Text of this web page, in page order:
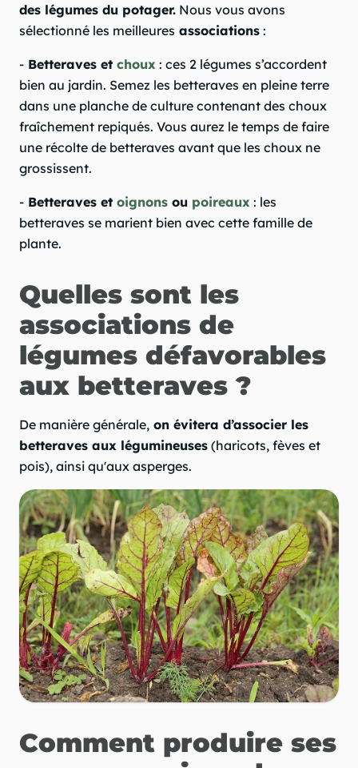
des légumes du potager. Nous vous avons
sélectionné les meilleures associations :
- Betteraves et choux : ces 2 légumes s’accordent
bien au jardin. Semez les betteraves en pleine terre
dans une planche de culture contenant des choux
fraîchement repiqués. Vous aurez le temps de faire
une récolte de betteraves avant que les choux ne
grossissent.
- Betteraves et oignons ou poireaux : les
betteraves se marient bien avec cette famille de
plante.
Quelles sont les
associations de
légumes défavorables
aux betteraves ?
De manière générale, on évitera d’associer les
betteraves aux légumineuses (haricots, fèves et
pois), ainsi qu'aux asperges.
Comment produire ses